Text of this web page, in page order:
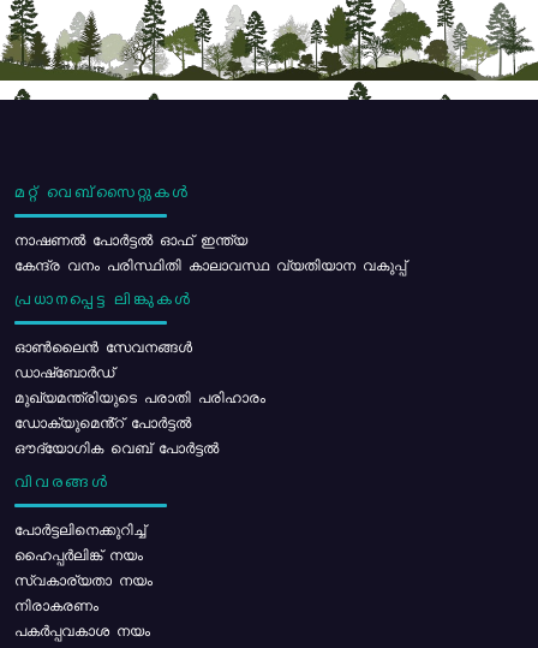
മറ്റ് വെബ്സൈറ്റുകൾ
നാഷണൽ പോർട്ടൽ ഓഫ് ഇന്ത്യ
കേന്ദ്ര വനം പരിസ്ഥിതി കാലാവസ്ഥ വ്യതിയാന വകുപ്പ്
പ്രധാനപ്പെട്ട ലിങ്കുകൾ
ഓൺലൈൻ സേവനങ്ങൾ
ഡാഷ്ബോർഡ്
മുഖ്യമന്ത്രിയുടെ പരാതി പരിഹാരം
ഡോക്യുമെൻ്റ് പോർട്ടൽ
ഔദ്യോഗിക വെബ് പോർട്ടൽ
വിവരങ്ങൾ
പോര്‍ട്ടലിനെക്കുറിച്ച്
ഹൈപ്പർലിങ്ക് നയം
സ്വകാര്യതാ നയം
നിരാകരണം
പകർപ്പവകാശ നയം